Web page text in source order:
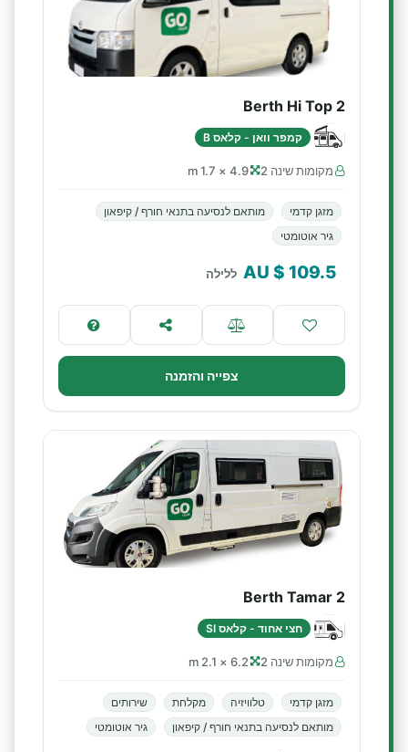
2 Berth Hi Top
קמפר וואן - קלאס B
מקומות שינה 2 4.9 × 1.7 m
מזגן קדמי
מותאם לנסיעה בתנאי חורף / קיפאון
גיר אוטומטי
109.5
$ AU ללילה
צפייה והזמנה
2 Berth Tamar
חצי אחוד - קלאס SI
מקומות שינה 2 6.2 × 2.1 m
מזגן קדמי טלוויזיה מקלחת
שירותים
מותאם לנסיעה בתנאי חורף / קיפאון
גיר אוטומטי